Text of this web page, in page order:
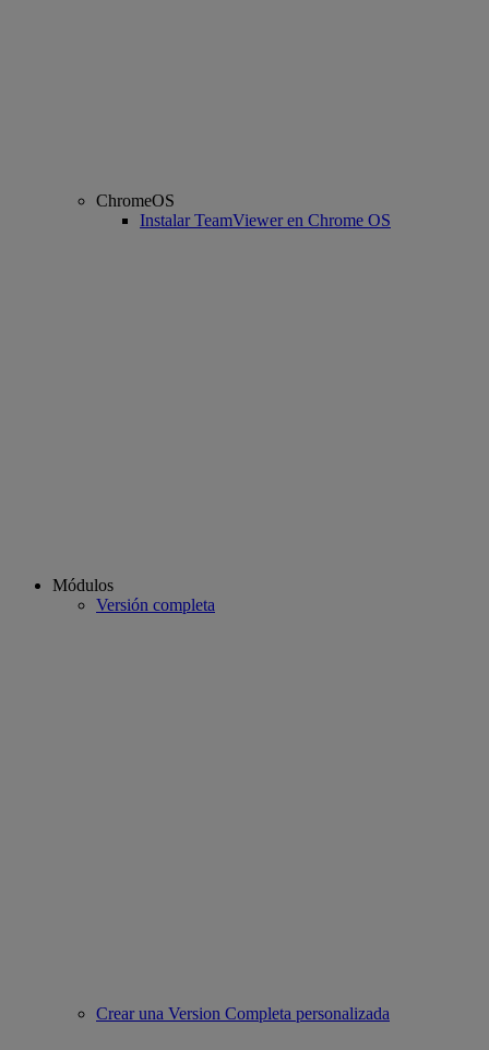
ChromeOS
Instalar TeamViewer en Chrome OS
Módulos
Versión completa
Crear una Version Completa personalizada